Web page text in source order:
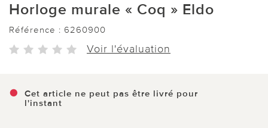
Horloge murale « Coq » Eldo
Référence : 6260900
Voir l'évaluation
Cet article ne peut pas être livré pour
l'instant